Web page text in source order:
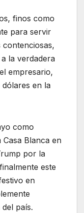
finos como
para servir
la verdadera
empresario,
dólares en la
como
Blanca en
por la
este
en
país.